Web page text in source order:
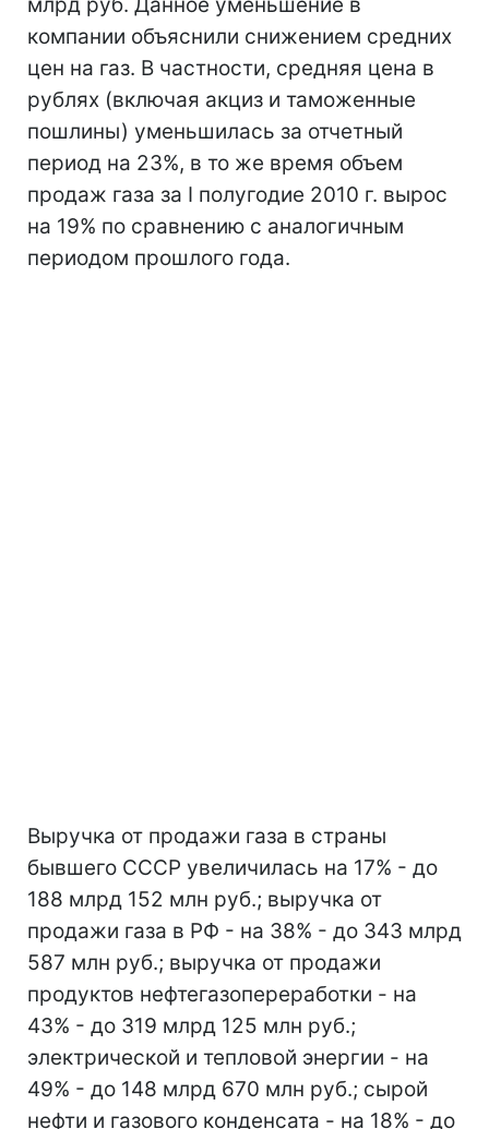
компании объяснили снижением средних
цен на газ. В частности, средняя цена в
рублях (включая акциз и таможенные
пошлины) уменьшилась за отчетный
период на 23%, в то же время объем
продаж газа за I полугодие 2010 г. вырос
на 19% по сравнению с аналогичным
периодом прошлого года.
Выручка от продажи газа в страны
бывшего СССР увеличилась на 17% - до
188 млрд 152 млн руб.; выручка от
продажи газа в РФ - на 38% - до 343 млрд
587 млн руб.; выручка от продажи
продуктов нефтегазопереработки - на
43% - до 319 млрд 125 млн руб.;
электрической и тепловой энергии - на
49% - до 148 млрд 670 млн руб.; сырой
нефти и газового конденсата - на 18% - до